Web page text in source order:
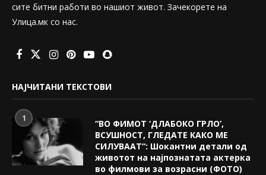
сите битни работи во нашиот живот. Зачекорете на
Улица.мк со нас.
НАЈЧИТАНИ ТЕКСТОВИ
1
“ВО ФИМОТ ‘ДЛАБОКО ГРЛО’,
ВСУШНОСТ, ГЛЕДАТЕ КАКО МЕ
СИЛУВААТ“: Шокантни детали од
животот на најпознатата актерка
во филмови за возрасни (ФОТО)